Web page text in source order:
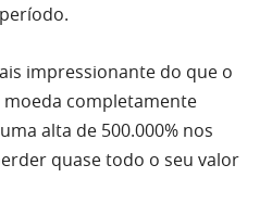
impressionante do que o
moeda completamente
alta de 500.000% nos
quase todo o seu valor